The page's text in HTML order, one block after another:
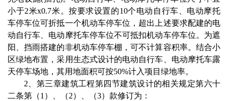
小于2米x0.7米。按要求设置的10个电动自行车、电动摩托
车停车位可折抵一个机动车停车位，超出上述要求配建的电
动自行车、电动摩托车停车位不可抵扣机动车停车位。为遮
阳、挡雨搭建的非机动车停车棚，可不计算容积率。结合小
区绿地布置，采用生态式设计的电动自行车、电动摩托车露
天停车场地，其用地面积可按50%计入项目绿地率。
2、第三章建筑工程第四节建筑设计的相关规定第六十
二条第（1）、（2）、（3）款修订为：